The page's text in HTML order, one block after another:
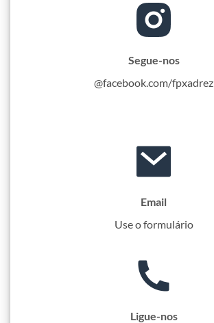
Segue-nos
@facebook.com/fpxadrez
Email
Use o formulário
Ligue-nos